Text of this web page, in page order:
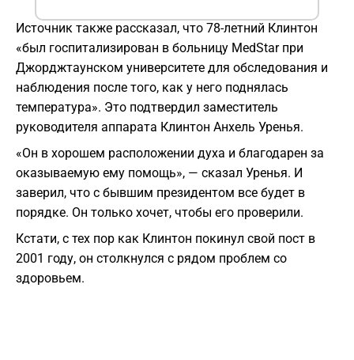
Источник также рассказал, что 78-летний Клинтон
«был госпитализирован в больницу MedStar при
Джорджтаунском университете для обследования и
наблюдения после того, как у него поднялась
температура». Это подтвердил заместитель
руководителя аппарата Клинтон Анхель Уренья.
«Он в хорошем расположении духа и благодарен за
оказываемую ему помощь», — сказал Уренья. И
заверил, что с бывшим президентом все будет в
порядке. Он только хочет, чтобы его проверили.
Кстати, с тех пор как Клинтон покинул свой пост в
2001 году, он столкнулся с рядом проблем со
здоровьем.